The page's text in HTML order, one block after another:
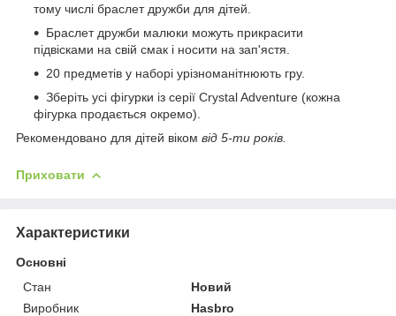
тому числі браслет дружби для дітей.
Браслет дружби малюки можуть прикрасити
підвісками на свій смак і носити на зап'ястя.
20 предметів у наборі урізноманітнюють гру.
Зберіть усі фігурки із серії Crystal Adventure (кожна
фігурка продається окремо).
Рекомендовано для дітей віком від 5-ти років.
Приховати
Характеристики
Основні
Стан
Новий
Виробник
Hasbro